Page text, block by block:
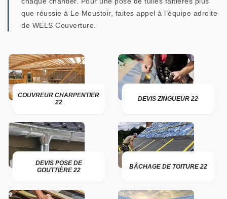
que réussie à Le Moustoir, faites appel à l’équipe adroite
de WELS Couverture.
COUVREUR CHARPENTIER
22
DEVIS ZINGUEUR 22
DEVIS POSE DE
GOUTTIÈRE 22
BÂCHAGE DE TOITURE 22